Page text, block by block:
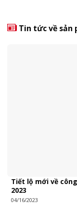
Tin tức về sản
Tiết lộ mới về
2023
04/16/2023